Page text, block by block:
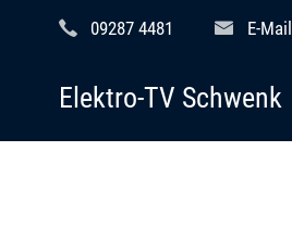
09287 4481 E-Mail
Elektro-TV Schwenk